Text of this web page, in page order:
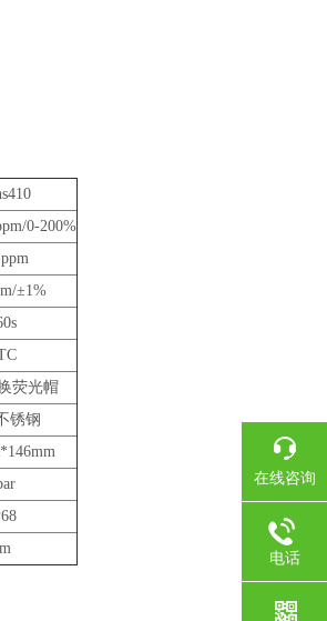
0-200%
±1%
荧光帽
锈钢
在线咨询
电话